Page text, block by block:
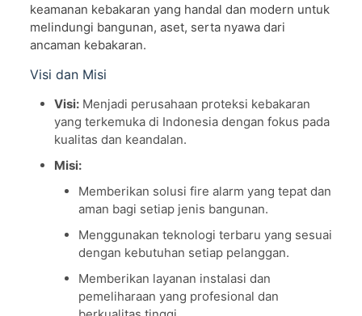
keamanan kebakaran yang handal dan modern untuk
melindungi bangunan, aset, serta nyawa dari
ancaman kebakaran.
Visi dan Misi
Visi:Menjadi perusahaan proteksi kebakaran
yang terkemuka di Indonesia dengan fokus pada
kualitas dan keandalan.
Misi:
Memberikan solusi fire alarm yang tepat dan
aman bagi setiap jenis bangunan.
Menggunakan teknologi terbaru yang sesuai
dengan kebutuhan setiap pelanggan.
Memberikan layanan instalasi dan
pemeliharaan yang profesional dan